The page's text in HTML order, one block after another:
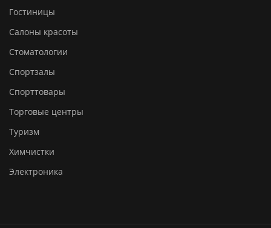
Гостиницы
Салоны красоты
Стоматологии
Спортзалы
Спорттовары
Торговые центры
Туризм
Химчистки
Электроника